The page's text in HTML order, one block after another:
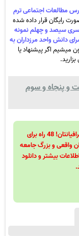
مطالعات اجتماعی ترم
رایگان قرار داده شده
سیصد و چهلم نمونه
درس مطالعات اجتماعی ترم اول 1399- سرای دانش واحد مرزداران به
میشیم اگر پیشنهاد یا
و پنجاه و سوم
48 قانون قدرت! 48 فرمول برای تسلط کامل بر اطرافیانتان! 48 راه برای
48 قانون که رهبران واقعی و بزرگ جامعه
بیشتر و دانلود